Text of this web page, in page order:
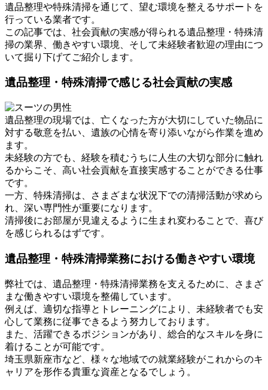
遺品整理や特殊清掃を通じて、望む環境を整えるサポートを
行っている業者です。
この記事では、社会貢献の実感が得られる遺品整理・特殊清
掃の業界、働きやすい環境、そして未経験者歓迎の理由につ
いて掘り下げてご紹介します。
遺品整理・特殊清掃で感じる社会貢献の実感
遺品整理の現場では、亡くなった方が大切にしていた物品に
対する敬意を払い、遺族の心情を寄り添いながら作業を進め
ます。
未経験の方でも、経験を積むうちに人生の大切な部分に触れ
るからこそ、高い社会貢献を直接実感することができる仕事
です。
一方、特殊清掃は、さまざまな状況下での清掃活動が求めら
れ、深い専門性が重要になります。
清掃後にお部屋が見違えるように生まれ変わることで、喜び
を感じられるはずです。
遺品整理・特殊清掃業務における働きやすい環境
弊社では、遺品整理・特殊清掃業務を支えるために、さまざ
まな働きやすい環境を整備しています。
例えば、適切な指導とトレーニングにより、未経験者でも安
心して業務に従事できるよう努力しております。
また、活躍できるポジションがあり、総合的なスキルを身に
着けることが可能です。
埼玉県新座市など、様々な地域での就業経験がこれからのキ
ャリアを形作る貴重な資産となるでしょう。